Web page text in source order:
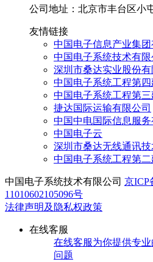
公司地址：北京市丰台区小
友情链接
中国电子信息产业集团
中国电子系统技术有限
深圳市桑达实业股份有
中国电子系统工程第四
中国电子系统工程第三
捷达国际运输有限公司
中国中电国际信息服务
中国电子云
深圳市桑达无线通讯技
中国电子系统工程第二
中国电子系统技术有限公司 京ICP
11010602105096号
法律声明及隐私权政策
在线客服
在线客服为你提供专
问题